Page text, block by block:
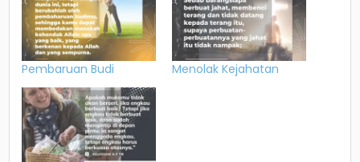
Pembaruan Budi Menolak Kejahatan